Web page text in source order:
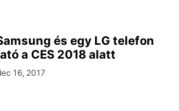
és egy LG telefon
a CES 2018 alatt
16, 2017